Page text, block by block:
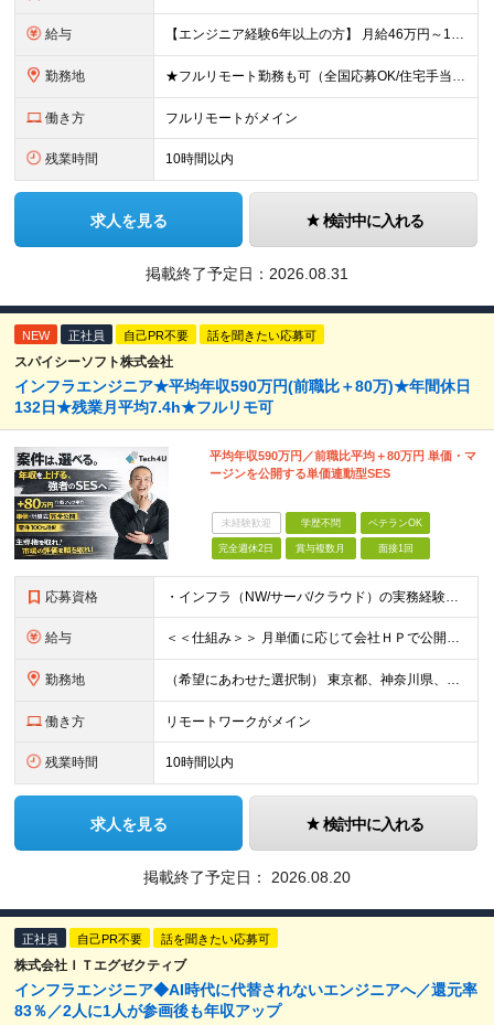
給与 【エンジニア経験6年以上の方】 月給46万円～100万円（固定残業代含む） ※上記月給には月30時間分の固定残業代（月8万7,400円～月19万円）を含む。超過分は全額支給。 【エンジニア経験4年以
勤務地 ★フルリモート勤務も可（全国応募OK/住宅手当を支給します） ※案件によって常駐が必要になる場合があります。 ※希望がない限り、転勤はありません ※U・Iターン歓迎 ★ルトラの社員は全国各地で活躍中
働き方 フルリモートがメイン
残業時間 10時間以内
求人を見る 検討中に入れる
掲載終了予定日： 2026.08.31
NEW 正社員 自己PR不要 話を聞きたい応募可
スパイシーソフト株式会社
インフラエンジニア★平均年収590万円(前職比＋80万)★年間休日
132日★残業月平均7.4h★フルリモ可
平均年収590万円／前職比平均＋80万円 単価・マ
ージンを公開する単価連動型SES
未経験歓迎 学歴不問 ベテランOK
完全週休2日 賞与複数月 面接1回
応募資格 ・インフラ（NW/サーバ/クラウド）の実務経験をお持ちの方（目安：1年以上は全員面接確定） ・インフラに興味がある未経験の方 ・学歴不問 ■ こんな方を歓迎します ・IaC（Terraform等）
給与 ＜＜仕組み＞＞ 月単価に応じて会社ＨＰで公開しているテーブルにもとづき毎月決定されます！ https://www.tech4u.dev/payroll ＜＜実績＞＞ 平均年収実績：590万円 ＜＜
勤務地 （希望にあわせた選択制） 東京都、神奈川県、埼玉県、千葉県、大阪府、兵庫県、京都府、愛知県、福岡県の各プロジェクト先 ・フル／ハイブリッドリモート案件あり ・転勤なし ・U・Iターンも歓迎＆支援可能
働き方 リモートワークがメイン
残業時間 10時間以内
求人を見る 検討中に入れる
掲載終了予定日： 2026.08.20
正社員 自己PR不要 話を聞きたい応募可
株式会社ＩＴエグゼクティブ
インフラエンジニア◆AI時代に代替されないエンジニアへ／還元率
83％／2人に1人が参画後も年収アップ